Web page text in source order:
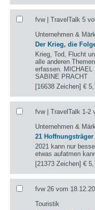
fvw | TravelTalk 5
Unternehmen &
Der Krieg, die
Krieg, Tod, Flucht
alle anderen
erfassen. MICHAEL
SABINE PRACHT
[16638 Zeichen]€
fvw | TravelTalk 1-2
Unternehmen &
21 Hoffnungsträger
2021 kann nur
etwas aufatmen
[21373 Zeichen]€
fvw 26 vom
Touristik